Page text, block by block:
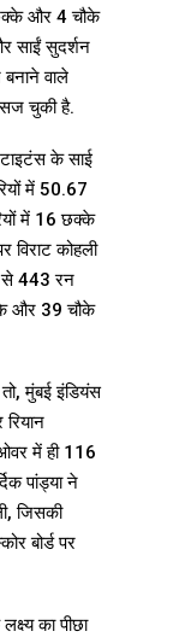
छक्के और 4 चौके
साईं सुदर्शन
वाले
चुकी है.
के साई
में 50.67
में 16 छक्के
विराट कोहली
से 443 रन
और 39 चौके
मुंबई इंडियंस
में ही 116
पांड्या ने
जिसकी
बोर्ड पर
का पीछा